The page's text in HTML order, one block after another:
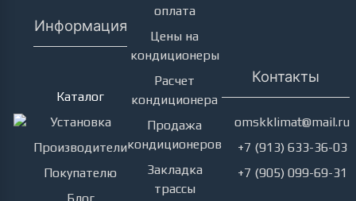
Информация
Каталог
Установка
Производители
Покупателю
оплата
Цены на
кондиционеры
Расчет
кондиционера
Продажа
кондиционеров
Закладка
трассы
Контакты
omskklimat@mail.ru
+7 (913) 633-36-03
+7 (905) 099-69-31